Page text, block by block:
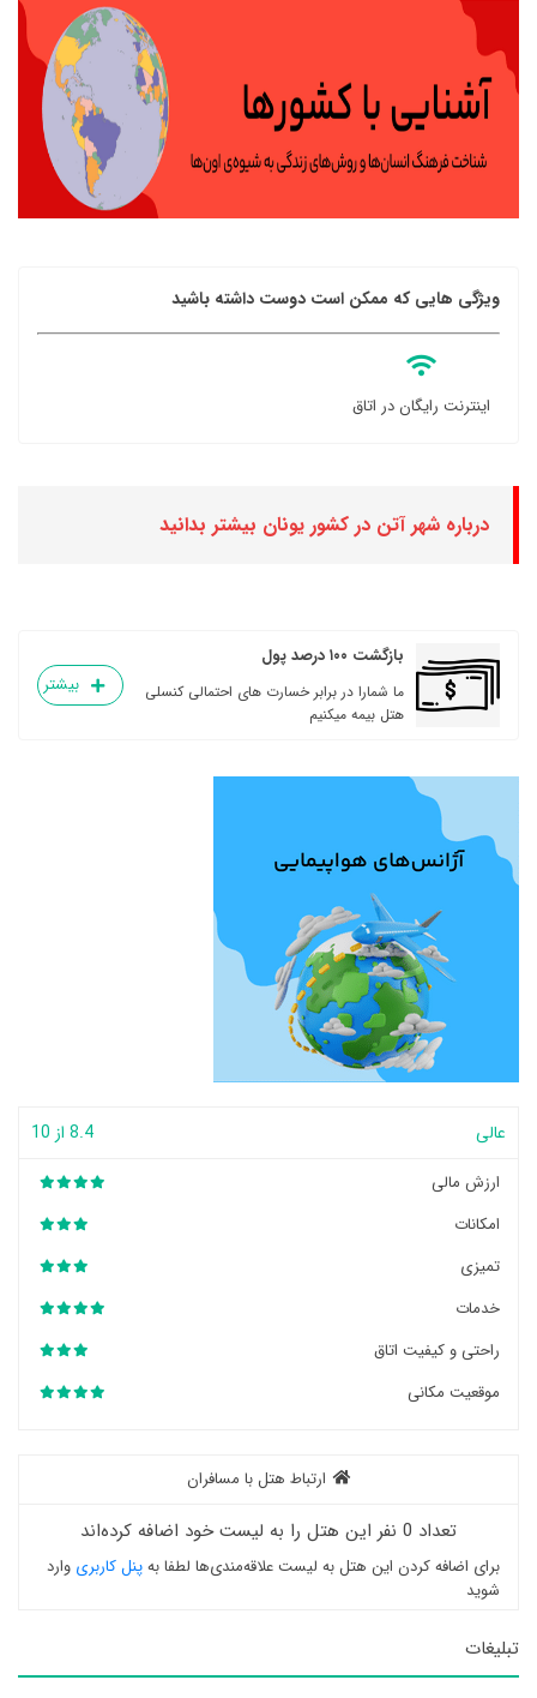
ویژگی هایی که ممکن است دوست داشته باشید
اینترنت رایگان در اتاق
درباره شهر آتن در کشور یونان بیشتر بدانید
بازگشت ۱۰۰ درصد پول
ما شمارا در برابر خسارت های احتمالی کنسلی
هتل بیمه میکنیم
بیشتر
عالی 8.4 از 10
ارزش مالی
امکانات
تمیزی
خدمات
راحتی و کیفیت اتاق
موقعیت مکانی
ارتباط هتل با مسافران
تعداد 0 نفر این هتل را به لیست خود اضافه کرده‌اند
برای اضافه کردن این هتل به لیست علاقه‌مندی‌ها لطفا بهپنل کاربری وارد
شوید
تبلیغات